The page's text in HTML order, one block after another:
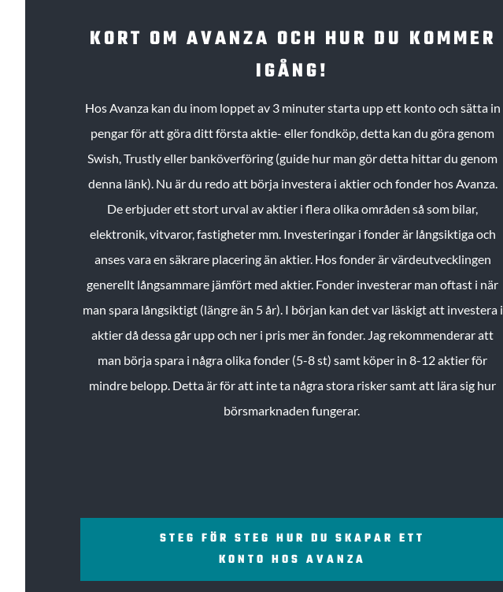
KORT OM AVANZA OCH HUR DU KOMMER
IGÅNG!
Hos Avanza kan du inom loppet av 3 minuter starta upp ett konto och sätta in
pengar för att göra ditt första aktie- eller fondköp, detta kan du göra genom
Swish, Trustly eller banköverföring (guide hur man gör detta hittar du genom
denna länk). Nu är du redo att börja investera i aktier och fonder hos Avanza.
De erbjuder ett stort urval av aktier i flera olika områden så som bilar,
elektronik, vitvaror, fastigheter mm. Investeringar i fonder är långsiktiga och
anses vara en säkrare placering än aktier. Hos fonder är värdeutvecklingen
generellt långsammare jämfört med aktier. Fonder investerar man oftast i när
man spara långsiktigt (längre än 5 år). I början kan det var läskigt att investera i
aktier då dessa går upp och ner i pris mer än fonder. Jag rekommenderar att
man börja spara i några olika fonder (5-8 st) samt köper in 8-12 aktier för
mindre belopp. Detta är för att inte ta några stora risker samt att lära sig hur
börsmarknaden fungerar.
STEG FÖR STEG HUR DU SKAPAR ETT
KONTO HOS AVANZA